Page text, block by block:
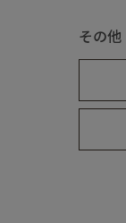
その他